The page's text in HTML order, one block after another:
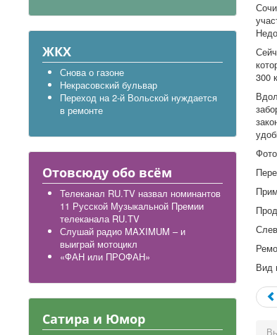
ЖКХ
Снова о газоне
Некрасовский бульвар
Переход на 2-й Вольской нуждается
в ремонте
Отовсюду обо всём
Телеканал RU.TV назвал номинантов
11 Русской Музыкальной Премии
телеканала RU.TV
Слушай радио MAXIMUM – и
выиграй мотоцикл
«ФАН или ПРОФАН»
Сатира и Юмор
300
Вид